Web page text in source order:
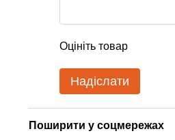
Оцініть товар
Надіслати
Поширити у соцмережах